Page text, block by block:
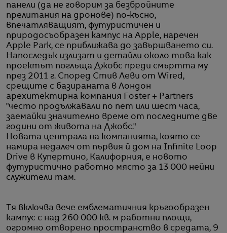
панели (да не говорим за безбройните
прелитания на дронове) по-късно,
впечатляващият, футуристичен и
природосъобразен кампус на Apple, наречен
Apple Park, се приближава до завършването си.
Напоследък излизат и детайли около това как
проектът поглъща Джобс преди смъртта му
през 2011 г. Според Стив Леви от Wired,
срещите с базираната в Лондон
арехитектирна компания Foster + Partners
"често продължавали по пет или шест часа,
заемайки значително време от последните две
години от живота на Джобс."
Новата централа на компанията, която се
намира недалеч от първия й дом на Infinite Loop
Drive в Купертино, Калифорния, е новото
футуристично работно място за 13 000 нейни
служители там.
Тя включва вече емблематичния кръгообразен
кампус с над 260 000 кв. м работни площи,
огромно отворено пространство в средата, 9